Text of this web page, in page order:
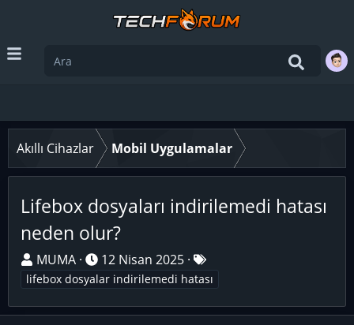
Akıllı Cihazlar Mobil Uygulamalar
Lifebox dosyaları indirilemedi hatası
neden olur?
K
o
u
MUMA
B
a
l
12 Nisan 2025
E
t
k
lifebox dosyalar indirilemedi hatası